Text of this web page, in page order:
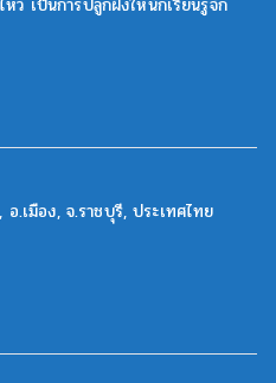
หว้ เป็นการปลูกฝังให้นักเรียนรู้จัก
.เมือง, จ.ราชบุรี, ประเทศไทย